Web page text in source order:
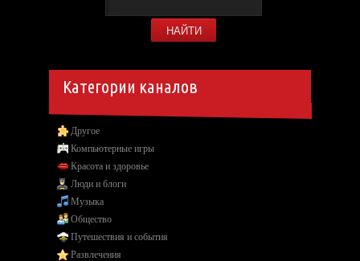
Категории каналов
Другое
Компьютерные игры
Красота и здоровье
Люди и блоги
Музыка
Общество
Путешествия и события
Развлечения